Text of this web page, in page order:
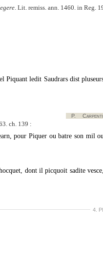
. Lit. remiss. ann. 1460. in Reg.
Piquant ledit Saudrars dist
P.
ch. 139 :
pour Piquer ou batre son mil ou
dont il picquoit sadite vesce,
4.